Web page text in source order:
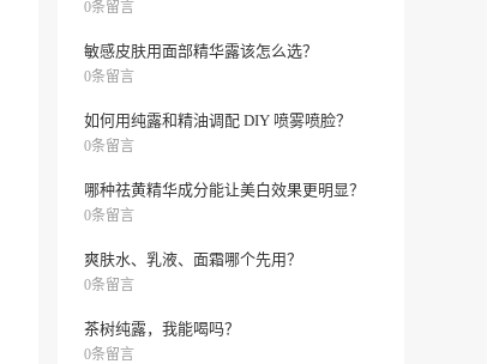
0条留言
敏感皮肤用面部精华露该怎么选？
0条留言
如何用纯露和精油调配 DIY 喷雾喷脸？
0条留言
哪种祛黄精华成分能让美白效果更明显？
0条留言
爽肤水、乳液、面霜哪个先用？
0条留言
茶树纯露，我能喝吗？
0条留言